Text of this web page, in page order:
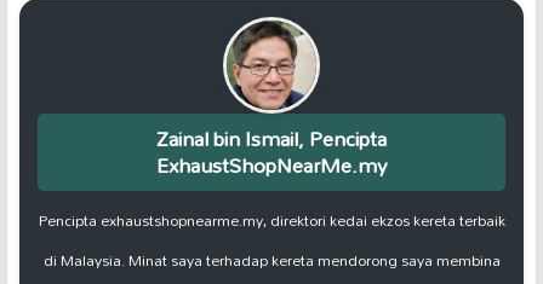
Zainal bin Ismail, Pencipta
ExhaustShopNearMe.my
Pencipta exhaustshopnearme.my, direktori kedai ekzos kereta terbaik
di Malaysia. Minat saya terhadap kereta mendorong saya membina